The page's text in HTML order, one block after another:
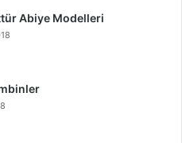
Abiye Modelleri